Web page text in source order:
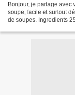
Bonjour, je partage avec
soupe, facile et surtout
de soupes. Ingredients